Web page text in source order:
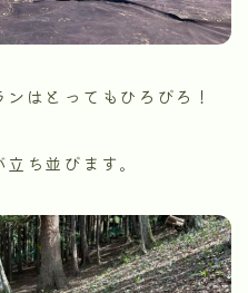
はとってもひろびろ！
ち並びます。